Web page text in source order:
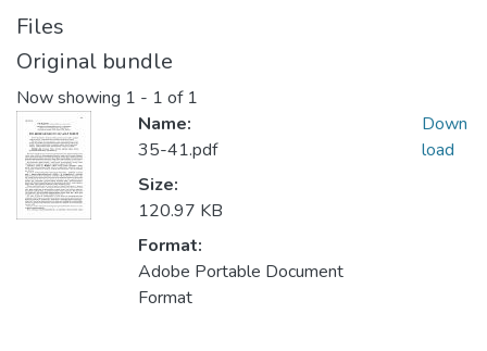
Files
Original bundle
Now showing 1 - 1 of 1
Name:
35-41.pdf
Size:
120.97 KB
Format:
Adobe Portable Document
Format
Down
load